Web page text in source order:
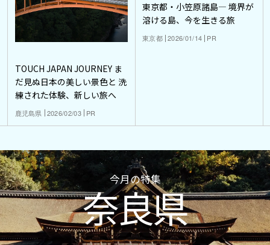
TOUCH JAPAN JOURNEY ま
だ見ぬ日本の美しい景色と 洗
練された体験、新しい旅へ
鹿児島県 2026/02/03 PR
東京都・小笠原諸島― 境界が
溶ける島、今を生きる旅
東京都 2026/01/14 PR
今月の特集
奈良県